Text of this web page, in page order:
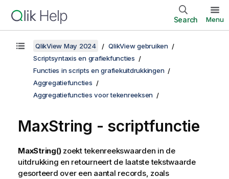
Search Menu
QlikView May 2024
QlikView gebruiken
Scriptsyntaxis en grafiekfuncties
Functies in scripts en grafiekuitdrukkingen
Aggregatiefuncties
Aggregatiefuncties voor tekenreeksen
MaxString - scriptfunctie
MaxString()zoekt tekenreekswaarden in de
uitdrukking en retourneert de laatste tekstwaarde
gesorteerd over een aantal records, zoals